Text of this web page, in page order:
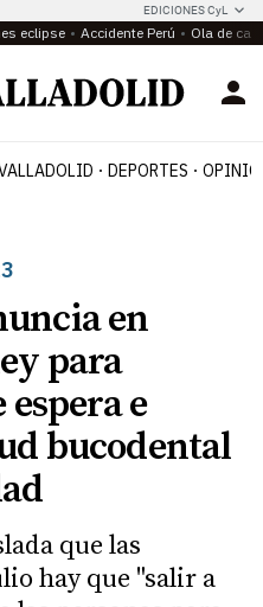
EDICIONES CyL
eclipse Accidente Perú Ola de
DEPORTES
en
para
e
bucodental
que las
hay que "salir a